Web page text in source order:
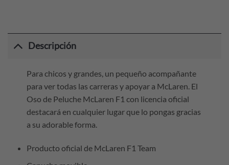
Descripción
Para chicos y grandes, un pequeño acompañante
para ver todas las carreras y apoyar a McLaren. El
Oso de Peluche McLaren F1 con licencia oficial
destacará en cualquier lugar que lo pongas gracias
a su adorable forma.
Producto oficial de McLaren F1 Team